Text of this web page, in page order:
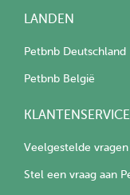
LANDEN
Petbnb Deutschland
Petbnb België
KLANTENSERVICE
Veelgestelde vragen
Stel een vraag aan